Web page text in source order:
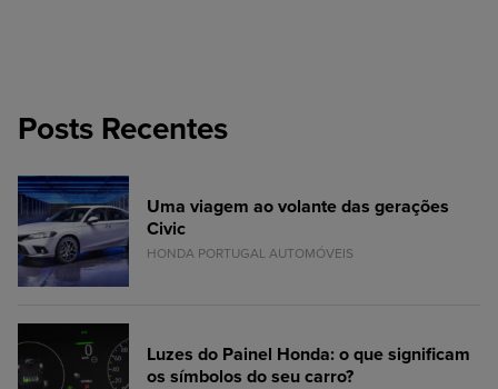
Posts Recentes
Uma viagem ao volante das gerações
Civic
HONDA PORTUGAL AUTOMÓVEIS
Luzes do Painel Honda: o que significam
os símbolos do seu carro?